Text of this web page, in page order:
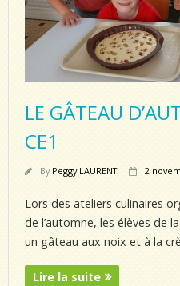
LE GÂTEAU
CE1
By Peggy LAURENT 2
Lors des ateliers culinaires
de l’automne, les élèves de
un gâteau aux noix et à la
Lire la suite